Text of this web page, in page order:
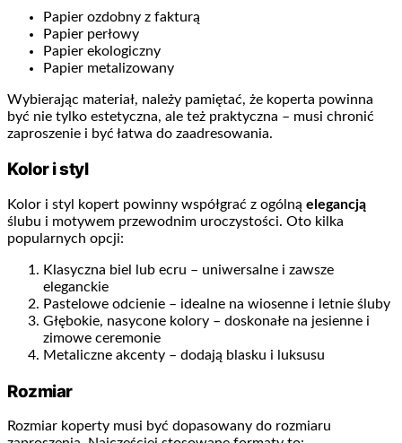
Papier ozdobny z fakturą
Papier perłowy
Papier ekologiczny
Papier metalizowany
Wybierając materiał, należy pamiętać, że koperta powinna
być nie tylko estetyczna, ale też praktyczna – musi chronić
zaproszenie i być łatwa do zaadresowania.
Kolor i styl
Kolor i styl kopert powinny współgrać z ogólną elegancją
ślubu i motywem przewodnim uroczystości. Oto kilka
popularnych opcji:
Klasyczna biel lub ecru – uniwersalne i zawsze
eleganckie
Pastelowe odcienie – idealne na wiosenne i letnie śluby
Głębokie, nasycone kolory – doskonałe na jesienne i
zimowe ceremonie
Metaliczne akcenty – dodają blasku i luksusu
Rozmiar
Rozmiar koperty musi być dopasowany do rozmiaru